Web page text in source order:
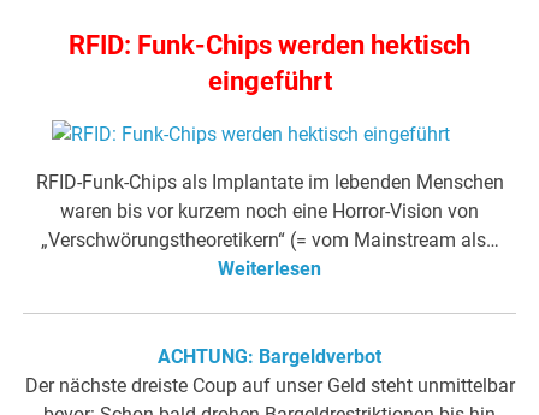
RFID: Funk-Chips werden hektisch
eingeführt
RFID-Funk-Chips als Implantate im lebenden Menschen
waren bis vor kurzem noch eine Horror-Vision von
„Verschwörungstheoretikern“ (= vom Mainstream als…
Weiterlesen
ACHTUNG: Bargeldverbot
Der nächste dreiste Coup auf unser Geld steht unmittelbar